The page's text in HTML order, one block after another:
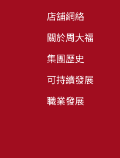
店舖網絡
關於周大福
集團歷史
可持續發展
職業發展